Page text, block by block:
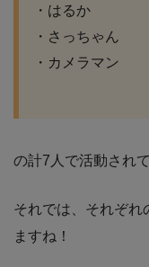
・はるか
・さっちゃん
・カメラマン
の計7人で活動されて
それでは、それぞれ
ますね！